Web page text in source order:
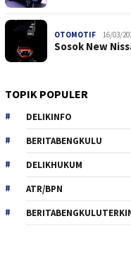
OTOMOTIF 16/03/
Sosok New
TOPIK POPULER
DELIKINFO
BERITABENGKULU
DELIKHUKUM
ATR/BPN